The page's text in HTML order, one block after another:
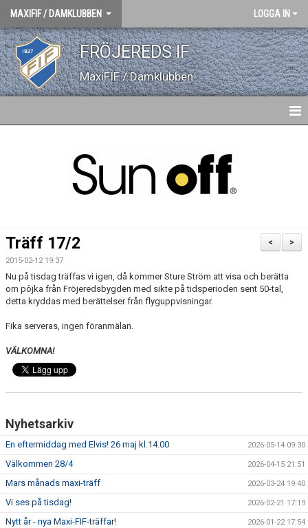
MAXIFIF / DAMKLUBBEN LOGGA IN
FRÖJEREDS IF
MaxiFIF / Damklubben
DOKUMENT
KONTAKT
>
<
Träff 17/2
2015-02-12 19:37
Nu på tisdag träffas vi igen, då kommer Sture Ström att visa och berätta
om pôjka från Fröjeredsbygden med sikte på tidsperioden sent 50-tal,
detta kryddas med berättelser från flyguppvisningar.
Fika serveras, ingen föranmälan.
VÄLKOMNA!
Nyhetsarkiv
En eftermiddag med Elvis! 26 maj kl.14.00 2026-05-14 09:30
Välkommen 28/4 2026-04-15 21:51
Mars månads maxi-träff 2026-03-24 19:40
Vi ses på tisdag! 2026-02-21 17:19
Nytt år - nya Maxi-FIF-träffar! 2026-01-22 17:54